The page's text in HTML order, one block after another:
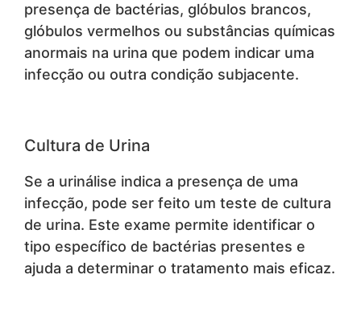
presença de bactérias, glóbulos brancos,
glóbulos vermelhos ou substâncias químicas
anormais na urina que podem indicar uma
infecção ou outra condição subjacente.
Cultura de Urina
Se a urinálise indica a presença de uma
infecção, pode ser feito um teste de cultura
de urina. Este exame permite identificar o
tipo específico de bactérias presentes e
ajuda a determinar o tratamento mais eficaz.